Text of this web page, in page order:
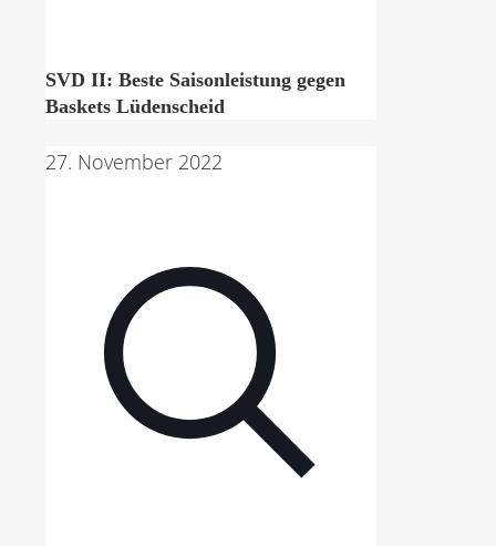
SVD II: Beste Saisonleistung gegen
Baskets Lüdenscheid
27. November 2022